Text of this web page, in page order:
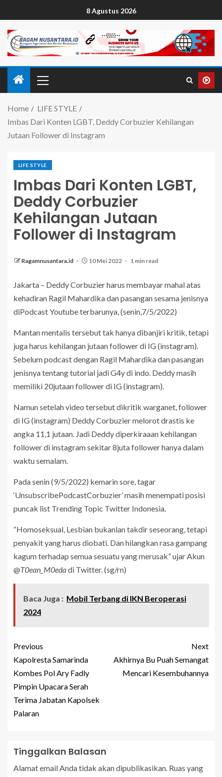
8 Agustus 2026
Home
LIFE STYLE
Imbas Dari Konten LGBT, Deddy Corbuzier Kehilangan
Jutaan Follower di Instagram
LIFE STYLE
Imbas Dari Konten LGBT,
Deddy Corbuzier
Kehilangan Jutaan
Follower di Instagram
Ragamnusantara.id 10 Mei 2022 1 min read
Jakarta – Deddy Corbuzier harus membayar mahal atas
kehadiran Ragil Mahardika dan pasangan sesama jenisnya
diPodcast Youtube terbarunya, (senin,7/5/2022)
Mantan mentalis tersebut tak hanya dibanjiri kritik, tetapi
juga harus kehilangan jutaan follower di IG (instagram).
Sebelum podcast dengan Ragil Mahardika dan pasangan
jenisnya tentang tutorial jadi G4y di indo. Deddy masih
memiliki 20jutaan follower di IG (instagram).
Namun setelah video tersebut dikritik warganet, follower
di IG (instagram) Deddy Corbuzier melorot drastis ke
angka 11,1 jutaan. Jadi Deddy diperkiraaan kehilangan
follower di instagram sekitar 8juta follower hanya dalam
waktu semalam.
Pada senin (9/5/2022) kemarin sore, tagar
‘UnsubscribePodcastCorbuzier’ masih menempati posisi
puncak list Trending Topic Twitter Indonesia.
“Homoseksual, Lesbian bukanlan takdir seseorang, tetapi
penyakit yang harus diobati. Dan hilangkan rasa gampang
kagum terhadap semua sesuatu yang merusak” ujar Akun
@T0ean_M0edadi Twitter. (sg/rn)
Baca Juga : Mobil Terbang di IKN Beroperasi
2024
Previous
Kapolresta Samarinda
Kombes Pol Ary Fadly
Pimpin Upacara Serah
Terima Jabatan Kapolsek
Palaran
Next
Akhirnya Bu Puah Semangat
Mencari Kesembuhannya
Tinggalkan Balasan
Alamat email Anda tidak akan dipublikasikan. Ruas yang